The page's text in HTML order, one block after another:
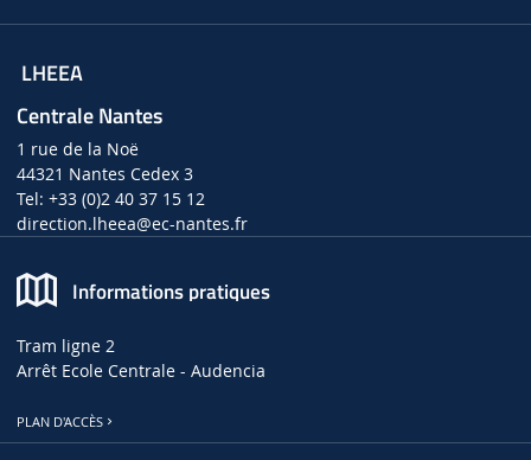
LHEEA
Centrale Nantes
1 rue de la Noë
44321 Nantes Cedex 3
Tel: +33 (0)2 40 37 15 12
direction.lheea@ec-nantes.fr
Informations pratiques
Tram ligne 2
Arrêt Ecole Centrale - Audencia
PLAN D'ACCÈS